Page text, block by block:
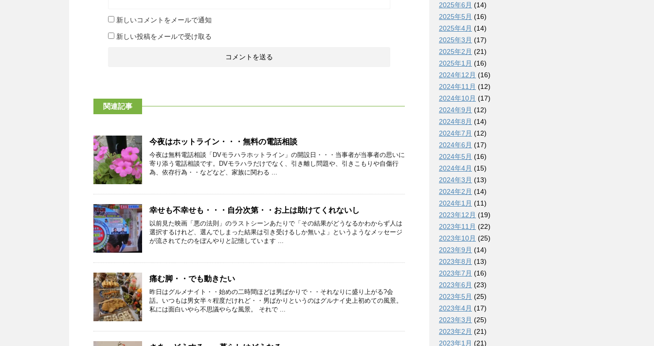
新しいコメントをメールで通知
新しい投稿をメールで受け取る
関連記事
今夜はホットライン・・・無料の電話相談
今夜は無料電話相談「DVモラハラホットライン」の開設日・・・当事者が当事者の思いに
寄り添う電話相談です。DVモラハラだけでなく、引き離し問題や、引きこもりや自傷行
為、依存行為・・などなど、家族に関わる ...
幸せも不幸せも・・・自分次第・・お上は助けてくれないし
以前見た映画「悪の法則」のラストシーンあたりで「その結果がどうなるかわからず人は
選択するけれど、選んでしまった結果は引き受けるしか無いよ」というようなメッセージ
が流されてたのをぼんやりと記憶しています ...
痛む脚・・でも動きたい
昨日はグルメナイト・・始めの二時間ほどは男ばかりで・・それなりに盛り上がる?会
話。いつもは男女半々程度だけれど・・男ばかりというのはグルナイ史上初めての風景。
私には面白いやら不思議やらな風景。 それで ...
2025年6月 (14)
2025年5月 (16)
2025年4月 (14)
2025年3月 (17)
2025年2月 (21)
2025年1月 (16)
2024年12月 (16)
2024年11月 (12)
2024年10月 (17)
2024年9月 (12)
2024年8月 (14)
2024年7月 (12)
2024年6月 (17)
2024年5月 (16)
2024年4月 (15)
2024年3月 (13)
2024年2月 (14)
2024年1月 (11)
2023年12月 (19)
2023年11月 (22)
2023年10月 (25)
2023年9月 (14)
2023年8月 (13)
2023年7月 (16)
2023年6月 (23)
2023年5月 (25)
2023年4月 (17)
2023年3月 (25)
2023年2月 (21)
2023年1月 (21)